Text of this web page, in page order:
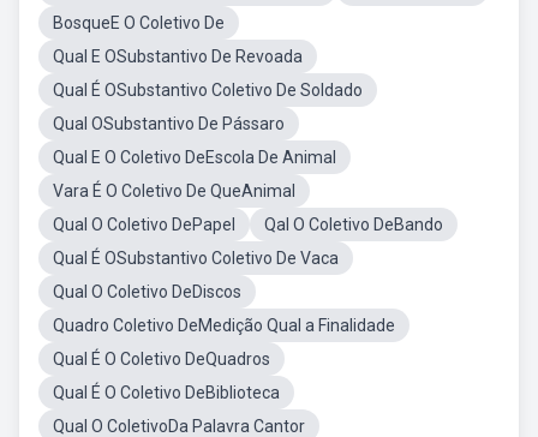
BosqueE O Coletivo De
Qual E OSubstantivo De Revoada
Qual É OSubstantivo Coletivo De Soldado
Qual OSubstantivo De Pássaro
Qual E O Coletivo DeEscola De Animal
Vara É O Coletivo De QueAnimal
Qual O Coletivo DePapel
Qal O Coletivo DeBando
Qual É OSubstantivo Coletivo De Vaca
Qual O Coletivo DeDiscos
Quadro Coletivo DeMedição Qual a Finalidade
Qual É O Coletivo DeQuadros
Qual É O Coletivo DeBiblioteca
Qual O ColetivoDa Palavra Cantor